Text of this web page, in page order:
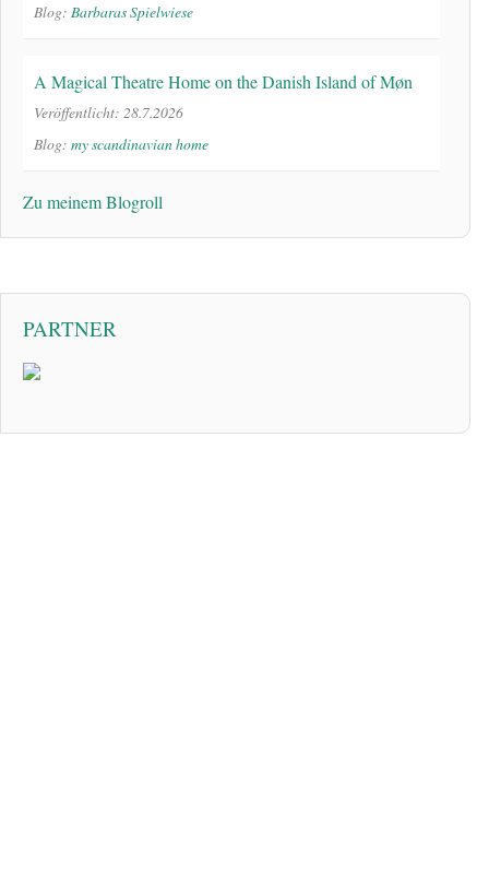
Blog: Barbaras Spielwiese
A Magical Theatre Home on the Danish Island of Møn
Veröffentlicht: 28.7.2026
Blog: my scandinavian home
Zu meinem Blogroll
PARTNER